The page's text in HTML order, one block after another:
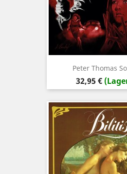
Peter Thomas
Preis
32,95 €